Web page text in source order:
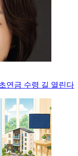
연금 수령 길 열린다